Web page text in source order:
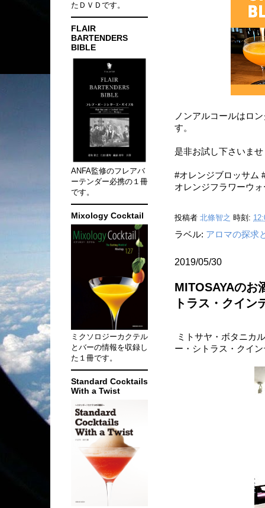
ノンアルコールはロ
す。
是非お試し下さいませ
#オレンジブロッサム
オレンジフラワーウ
投稿者 北條智之 時刻:
ラベル: アロマの探求
2019/05/30
MITOSAYAのお
トラス・クイン
ミトサヤ・ボタニカ
ー・シトラス・クイ
たＤＶＤです。
FLAIR
BARTENDERS
BIBLE
ANFA監修のフレアバ
ーテンダー必携の１冊
です。
Mixology Cocktail
ミクソロジーカクテル
とバーの情報を収録し
た１冊です。
Standard Cocktails
With a Twist